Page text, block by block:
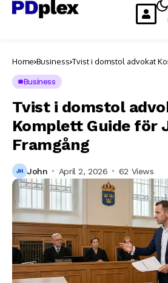
Home Business Tvist i domstol advokat
Business
Tvist i domstol
Komplett Guide för
Framgång
John April 2, 2026 62 Views